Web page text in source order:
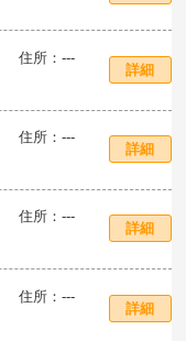
住所：‐‐‐
詳細
住所：‐‐‐
詳細
住所：‐‐‐
詳細
住所：‐‐‐
詳細